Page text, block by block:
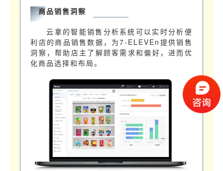
商品销售洞察
云拿的智能销售分析系统可以实时分析便
利店的商品销售数据，为7-ELEVEn提供销售
洞察，帮助店主了解顾客需求和偏好，进而优
化商品选择和布局。